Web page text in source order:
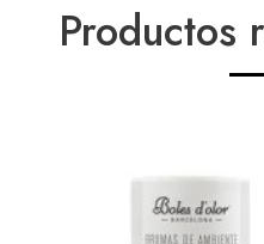
Productos